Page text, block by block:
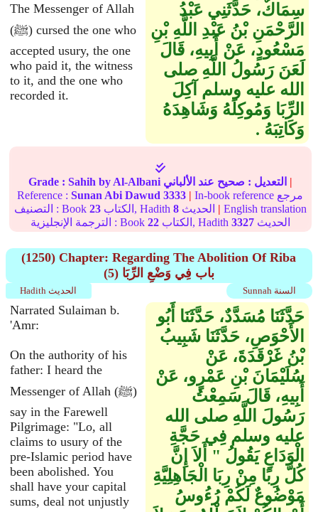
The Messenger of Allah
(ﷺ) cursed the one who
accepted usury, the one
who paid it, the witness
to it, and the one who
recorded it.
سِمَاكٌ، حَدَّثَنِي عَبْدُ
الرَّحْمَنِ بْنُ عَبْدِ اللَّهِ بْنِ
مَسْعُودٍ، عَنْ أَبِيهِ، قَالَ
لَعَنَ رَسُولُ اللَّهِ صلى
الله عليه وسلم آكِلَ
الرِّبَا وَمُوكِلَهُ وَشَاهِدَهُ
وَكَاتِبَهُ ‏.‏
Grade : Sahih by Al-Albani التعديل : صحيح عند الألباني
|
Reference :Sunan Abi Dawud 3333 | In-book reference مرجع
التصنيف : Book 23 الكتاب, Hadith 8 | English translation
الترجمة الإنجليزية : Book 22 الكتاب, Hadith 3327 الحديث
(1250) Chapter: Regarding The Abolition Of Riba
(5) باب فِي وَضْعِ الرِّبَا
Sunnah السنة Hadith الحديث
Narrated Sulaiman b.
'Amr:
On the authority of his
father: I heard the
Messenger of Allah (ﷺ)
say in the Farewell
Pilgrimage: "Lo, all
claims to usury of the
pre-Islamic period have
been abolished. You
shall have your capital
sums, deal not unjustly
حَدَّثَنَا مُسَدَّدٌ، حَدَّثَنَا أَبُو
الأَحْوَصِ، حَدَّثَنَا شَبِيبُ
بْنُ غَرْقَدَةَ، عَنْ
سُلَيْمَانَ بْنِ عَمْرٍو، عَنْ
أَبِيهِ، قَالَ سَمِعْتُ
رَسُولَ اللَّهِ صلى الله
عليه وسلم فِي حَجَّةِ
الْوَدَاعِ يَقُولُ ‏"‏ أَلاَ إِنَّ
كُلَّ رِبًا مِنْ رِبَا الْجَاهِلِيَّةِ
مَوْضُوعٌ لَكُمْ رُءُوسُ